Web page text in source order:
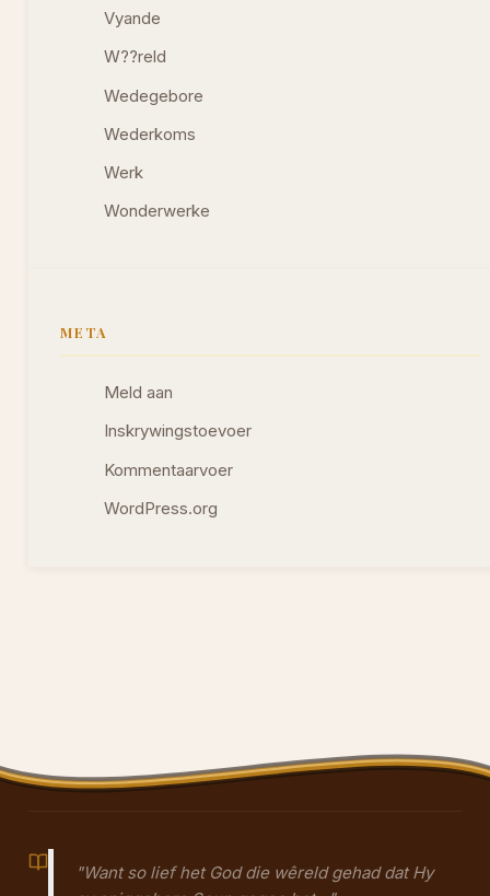
Vyande
W??reld
Wedegebore
Wederkoms
Werk
Wonderwerke
META
Meld aan
Inskrywingstoevoer
Kommentaarvoer
WordPress.org
"Want so lief het God die wêreld gehad dat Hy